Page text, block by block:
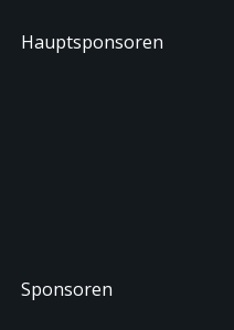
Hauptsponsoren
Sponsoren